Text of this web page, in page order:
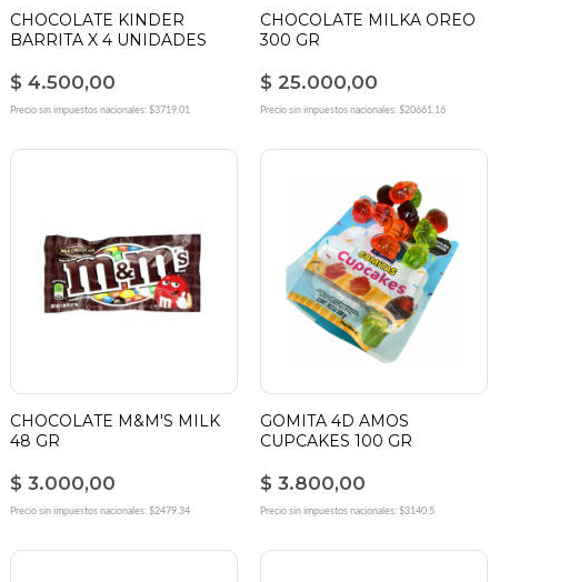
CHOCOLATE KINDER
BARRITA X 4 UNIDADES
$ 4.500,00
Precio sin impuestos nacionales: $3719.01
CHOCOLATE MILKA OREO
300 GR
$ 25.000,00
Precio sin impuestos nacionales: $20661.16
CHOCOLATE M&M'S MILK
48 GR
$ 3.000,00
Precio sin impuestos nacionales: $2479.34
GOMITA 4D AMOS
CUPCAKES 100 GR
$ 3.800,00
Precio sin impuestos nacionales: $3140.5